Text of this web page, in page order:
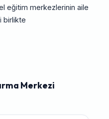
eğitim merkezlerinin aile
birlikte
Merkezi